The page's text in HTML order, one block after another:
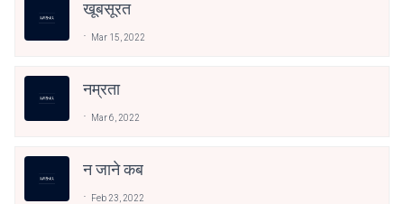
खूबसूरत
Mar 15, 2022
नम्रता
Mar 6, 2022
न जाने कब
Feb 23, 2022